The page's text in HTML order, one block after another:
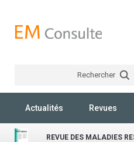
Rechercher
Actualités Revues
REVUE DES MALADIES